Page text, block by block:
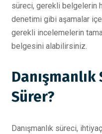
süreci, gerekli belgelerin
denetimi gibi aşamalar
gerekli incelemelerin
belgesini alabilirsiniz.
Sürer?
Danışmanlık süreci,